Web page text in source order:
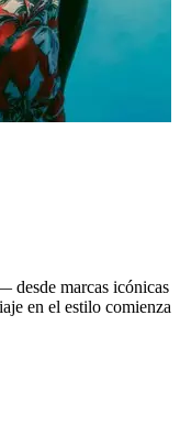
desde marcas icónicas
en el estilo comienza